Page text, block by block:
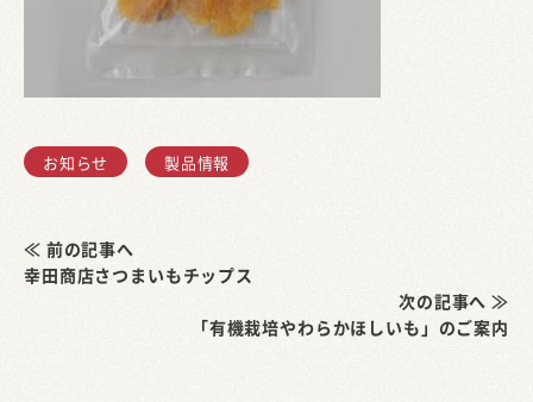
お知らせ 製品情報
≪ 前の記事へ
幸田商店さつまいもチップス
次の記事へ ≫
「有機栽培やわらかほしいも」のご案内